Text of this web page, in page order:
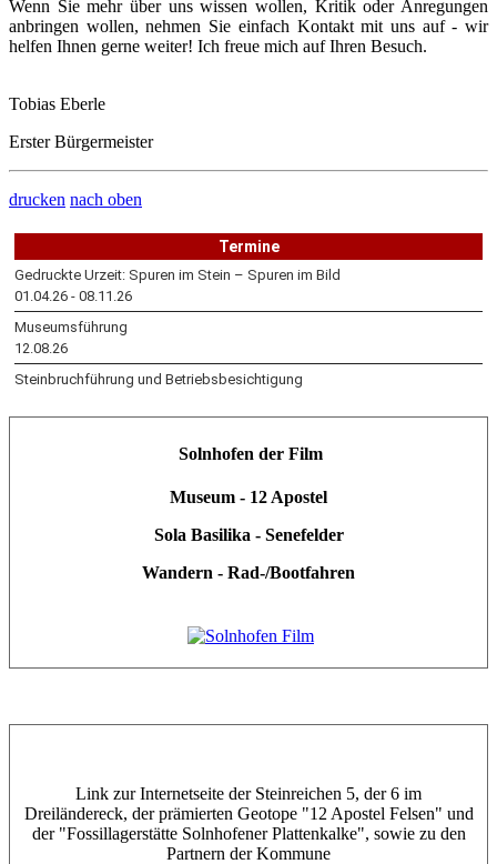
Wenn Sie mehr über uns wissen wollen, Kritik oder Anregungen
anbringen wollen, nehmen Sie einfach Kontakt mit uns auf - wir
helfen Ihnen gerne weiter! Ich freue mich auf Ihren Besuch.
Tobias Eberle
Erster Bürgermeister
drucken nach oben
Solnhofen der Film
Museum - 12 Apostel
Sola Basilika - Senefelder
Wandern - Rad-/Bootfahren
Link zur Internetseite der Steinreichen 5, der 6 im
Dreiländereck, der prämierten Geotope "12 Apostel Felsen" und
der "Fossillagerstätte Solnhofener Plattenkalke", sowie zu den
Partnern der Kommune